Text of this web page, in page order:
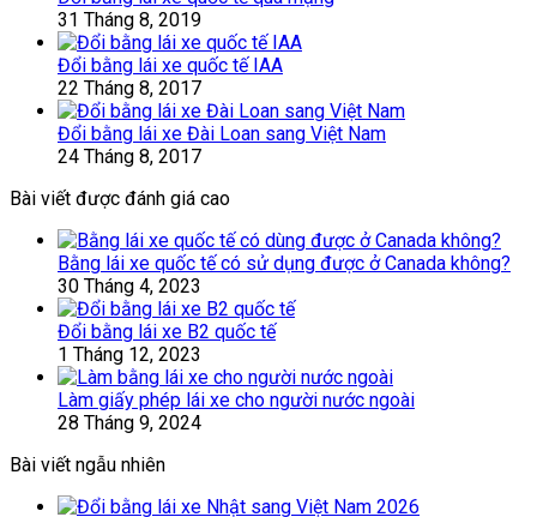
31 Tháng 8, 2019
Đổi bằng lái xe quốc tế IAA
22 Tháng 8, 2017
Đổi bằng lái xe Đài Loan sang Việt Nam
24 Tháng 8, 2017
Bài viết được đánh giá cao
Bằng lái xe quốc tế có sử dụng được ở Canada không?
30 Tháng 4, 2023
Đổi bằng lái xe B2 quốc tế
1 Tháng 12, 2023
Làm giấy phép lái xe cho người nước ngoài
28 Tháng 9, 2024
Bài viết ngẫu nhiên